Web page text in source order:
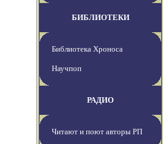
БИБЛИОТЕКИ
Библиотека Хроноса
Научпоп
РАДИО
Читают и поют авторы РП